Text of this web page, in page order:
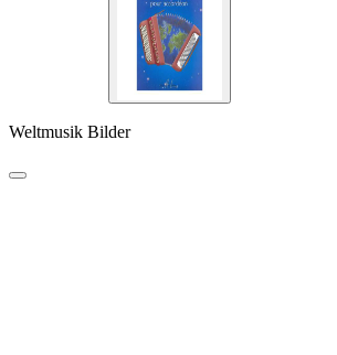
Weltmusik Bilder